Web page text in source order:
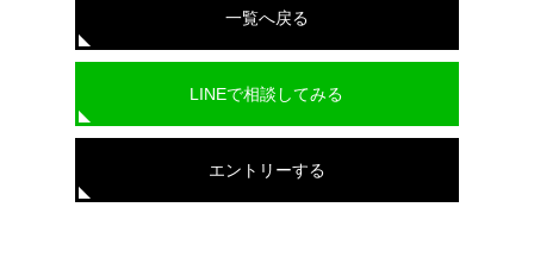
一覧へ戻る
LINEで相談してみる
エントリーする